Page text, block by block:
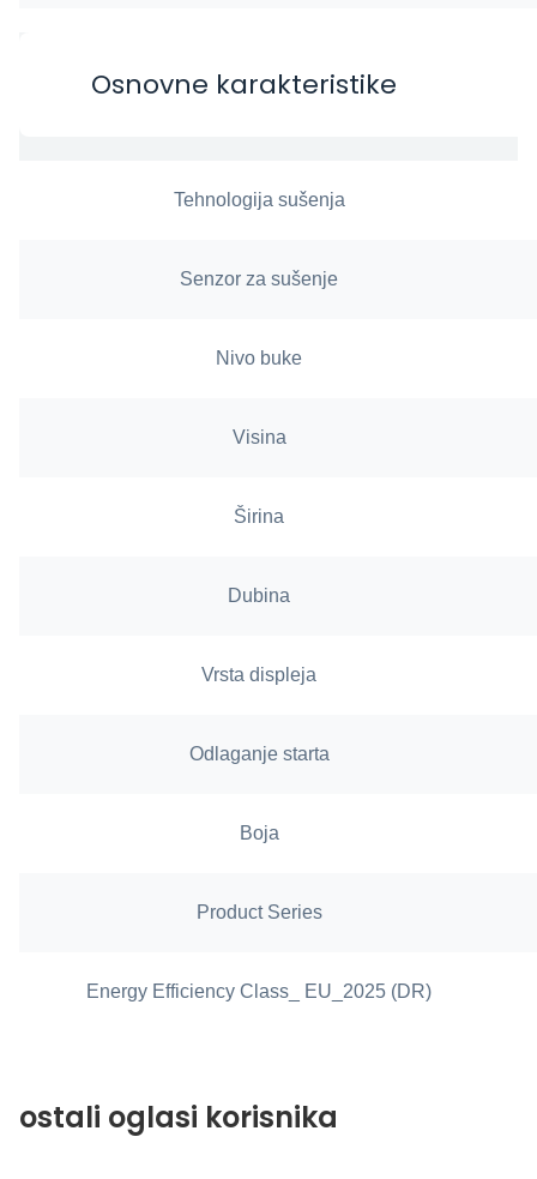
Osnovne karakteristike
Tehnologija sušenja
Senzor za sušenje
Nivo buke
Visina
Širina
Dubina
Vrsta displeja
Odlaganje starta
Boja
Product Series
Energy Efficiency Class_ EU_2025 (DR)
ostali oglasi korisnika